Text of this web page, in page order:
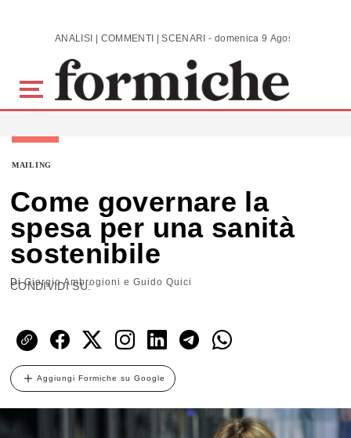
Skip to main content ANALISI | COMMENTI | SCENARI - domenica 9 Agosto 2026
MAILING
Come governare la
spesa per una sanità
sostenibile
DiGiorgio Ambrogioni e Guido Quici
CONDIVIDI SU:
Aggiungi Formiche su Google